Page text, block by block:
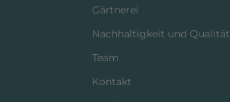
Gärtnerei
Nachhaltigkeit und Qualität
Team
Kontakt